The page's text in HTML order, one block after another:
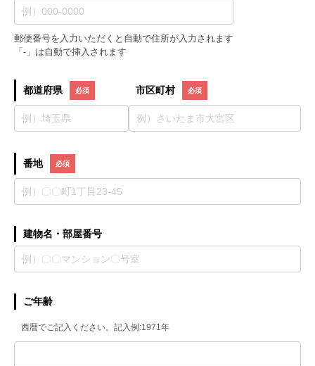
郵便番号を入力いただくと自動で住所が入力されます
「-」は自動で挿入されます
都道府県 市区町村
番地
建物名・部屋番号
ご年齢
西暦でご記入ください。記入例:1971年